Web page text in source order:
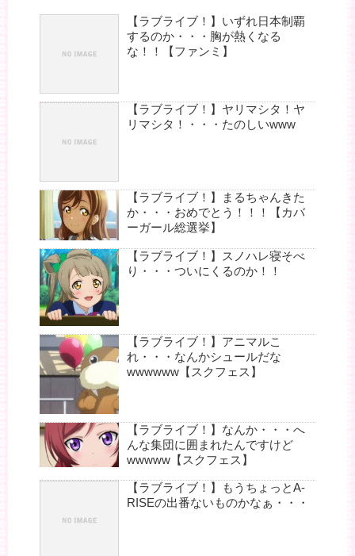
【ラブライブ！】いずれ日本制覇
するのか・・・胸が熱くなる
な！！【ファンミ】
【ラブライブ！】ヤリマシタ！ヤ
リマシタ！・・・たのしいwww
【ラブライブ！】まるちゃんきた
か・・・おめでとう！！！【カバ
ーガール総選挙】
【ラブライブ！】スノハレ寝そべ
り・・・ついにくるのか！！
【ラブライブ！】アニマルこ
れ・・・なんかシュールだな
wwwwww【スクフェス】
【ラブライブ！】なんか・・・へ
んな集団に囲まれたんですけど
wwwww【スクフェス】
【ラブライブ！】もうちょっとA-
RISEの出番ないものかなぁ・・・